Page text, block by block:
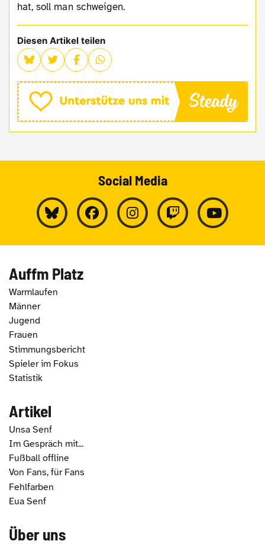
hat, soll man schweigen.
Diesen Artikel teilen
Social Media
Auffm Platz
Warmlaufen
Männer
Jugend
Frauen
Stimmungsbericht
Spieler im Fokus
Statistik
Artikel
Unsa Senf
Im Gespräch mit...
Fußball offline
Von Fans, für Fans
Fehlfarben
Eua Senf
Über uns